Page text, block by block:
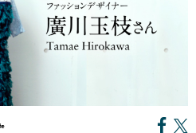
My Story vol.69 デジタ
ト
メ
接待
ールド/プラチナ会員限定サービ
ンを探す
ア シネマ